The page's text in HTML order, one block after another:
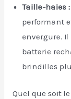
Taille-haies :
performant
envergure.
batterie
brindilles
Quel que soit